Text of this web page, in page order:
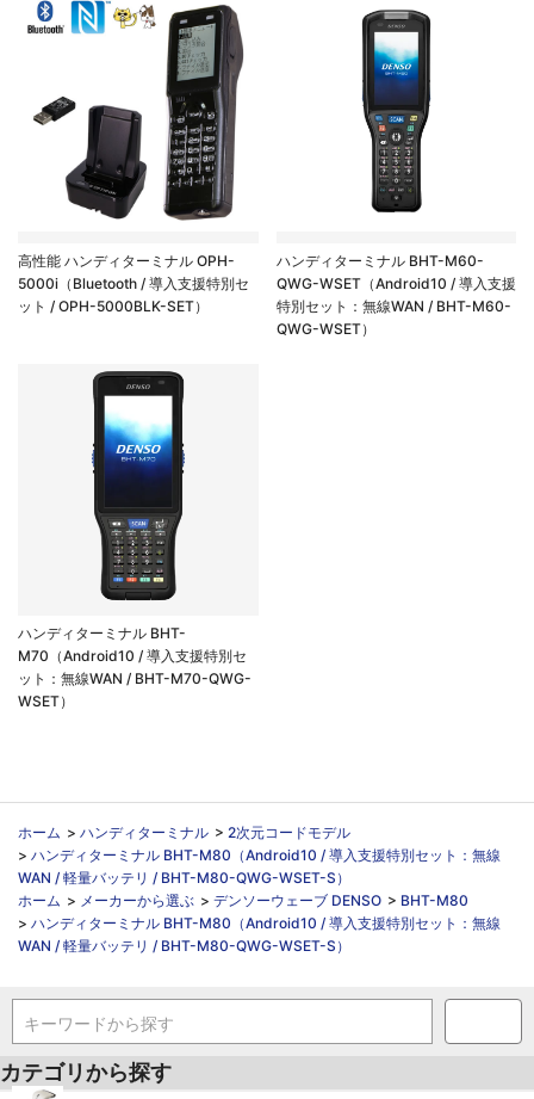
高性能 ハンディターミナル OPH-
5000i（Bluetooth / 導入支援特別セ
ット / OPH-5000BLK-SET）
ハンディターミナル BHT-M60-
QWG-WSET（Android10 / 導入支援
特別セット：無線WAN / BHT-M60-
QWG-WSET）
ハンディターミナル BHT-
M70（Android10 / 導入支援特別セ
ット：無線WAN / BHT-M70-QWG-
WSET）
ホーム > ハンディターミナル > 2次元コードモデル
> ハンディターミナル BHT-M80（Android10 / 導入支援特別セット：無線
WAN / 軽量バッテリ / BHT-M80-QWG-WSET-S）
ホーム > メーカーから選ぶ > デンソーウェーブ DENSO > BHT-M80
> ハンディターミナル BHT-M80（Android10 / 導入支援特別セット：無線
WAN / 軽量バッテリ / BHT-M80-QWG-WSET-S）
キーワードから探す
カテゴリから探す